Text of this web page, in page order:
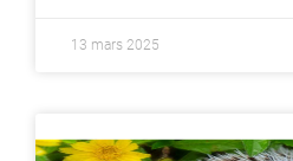
13 mars 2025